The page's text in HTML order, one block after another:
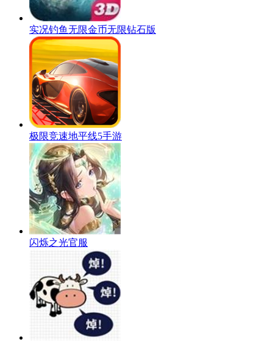
实况钓鱼无限金币无限钻石版
极限竞速地平线5手游
闪烁之光官服